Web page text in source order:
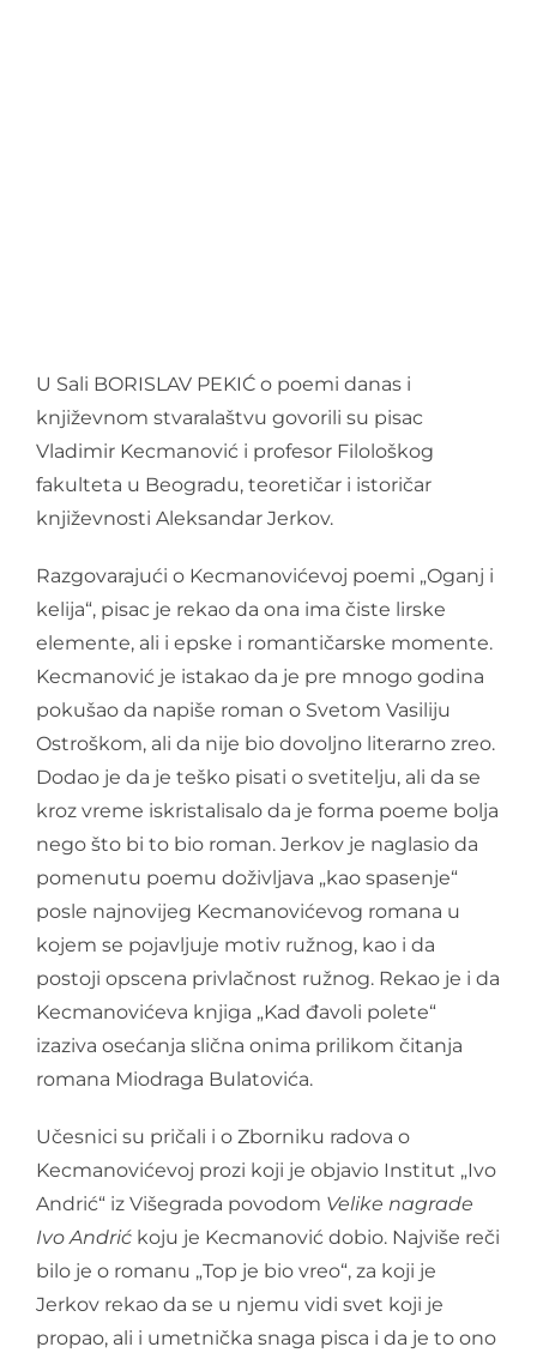
U Sali BORISLAV PEKIĆ o poemi danas i
književnom stvaralaštvu govorili su pisac
Vladimir Kecmanović i profesor Filološkog
fakulteta u Beogradu, teoretičar i istoričar
književnosti Aleksandar Jerkov.
Razgovarajući o Kecmanovićevoj poemi „Oganj i
kelija“, pisac je rekao da ona ima čiste lirske
elemente, ali i epske i romantičarske momente.
Kecmanović je istakao da je pre mnogo godina
pokušao da napiše roman o Svetom Vasiliju
Ostroškom, ali da nije bio dovoljno literarno zreo.
Dodao je da je teško pisati o svetitelju, ali da se
kroz vreme iskristalisalo da je forma poeme bolja
nego što bi to bio roman. Jerkov je naglasio da
pomenutu poemu doživljava „kao spasenje“
posle najnovijeg Kecmanovićevog romana u
kojem se pojavljuje motiv ružnog, kao i da
postoji opscena privlačnost ružnog. Rekao je i da
Kecmanovićeva knjiga „Kad đavoli polete“
izaziva osećanja slična onima prilikom čitanja
romana Miodraga Bulatovića.
Učesnici su pričali i o Zborniku radova o
Kecmanovićevoj prozi koji je objavio Institut „Ivo
Andrić“ iz Višegrada povodom Velike nagrade
Ivo Andrićkoju je Kecmanović dobio. Najviše reči
bilo je o romanu „Top je bio vreo“, za koji je
Jerkov rekao da se u njemu vidi svet koji je
propao, ali i umetnička snaga pisca i da je to ono